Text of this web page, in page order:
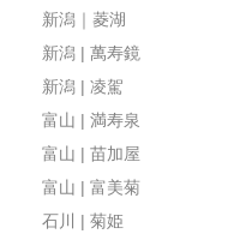
新潟｜菱湖
新潟 | 萬寿鏡
新潟 | 凌駕
富山 | 満寿泉
富山 | 苗加屋
富山 | 富美菊
石川 | 菊姫